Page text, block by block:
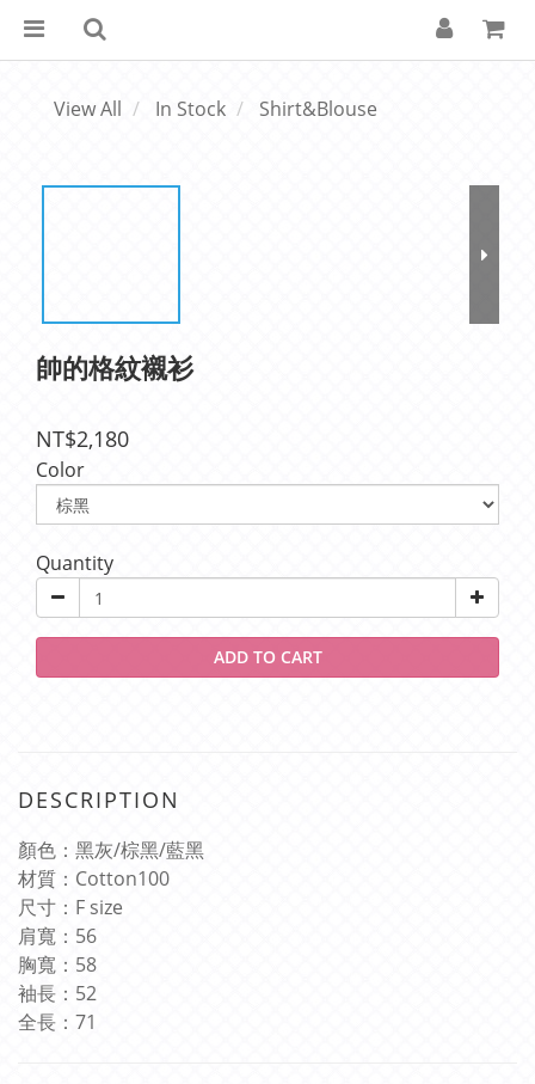
View All In Stock Shirt&Blouse
帥的格紋襯衫
NT$2,180
Color
Quantity
ADD TO CART
DESCRIPTION
顏色：黑灰/棕黑/藍黑
材質： Cotton100
尺寸： F size
肩寬： 56
胸寬： 58
袖長： 52
全長： 71